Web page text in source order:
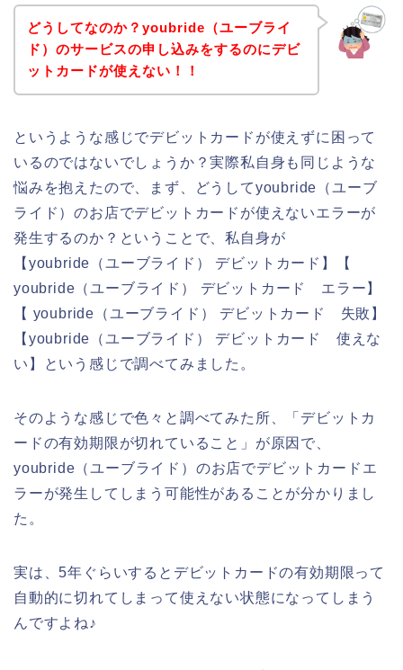
どうしてなのか？youbride（ユーブライ
ド）のサービスの申し込みをするのにデビ
ットカードが使えない！！
というような感じでデビットカードが使えずに困って
いるのではないでしょうか？実際私自身も同じような
悩みを抱えたので、まず、どうしてyoubride（ユーブ
ライド）のお店でデビットカードが使えないエラーが
発生するのか？ということで、私自身が
【youbride（ユーブライド） デビットカード】【
youbride（ユーブライド） デビットカード エラー】
【 youbride（ユーブライド） デビットカード 失敗】
【youbride（ユーブライド） デビットカード 使えな
い】という感じで調べてみました。
そのような感じで色々と調べてみた所、「デビットカ
ードの有効期限が切れていること」が原因で、
youbride（ユーブライド）のお店でデビットカードエ
ラーが発生してしまう可能性があることが分かりまし
た。
実は、5年ぐらいするとデビットカードの有効期限って
自動的に切れてしまって使えない状態になってしまう
んですよね♪